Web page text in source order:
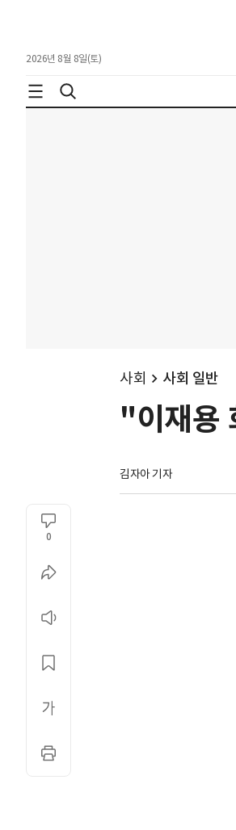
2026년 8월 8일(토)
사회 사회 일반
"이재용
김자아 기자
0